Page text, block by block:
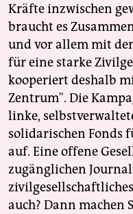
Kräfte inzwischen
braucht es
und vor allem mit
für eine starke
kooperiert deshalb
Zentrum". Die
linke,
solidarischen Fonds
auf. Eine offene
zugänglichen
auch? Dann machen